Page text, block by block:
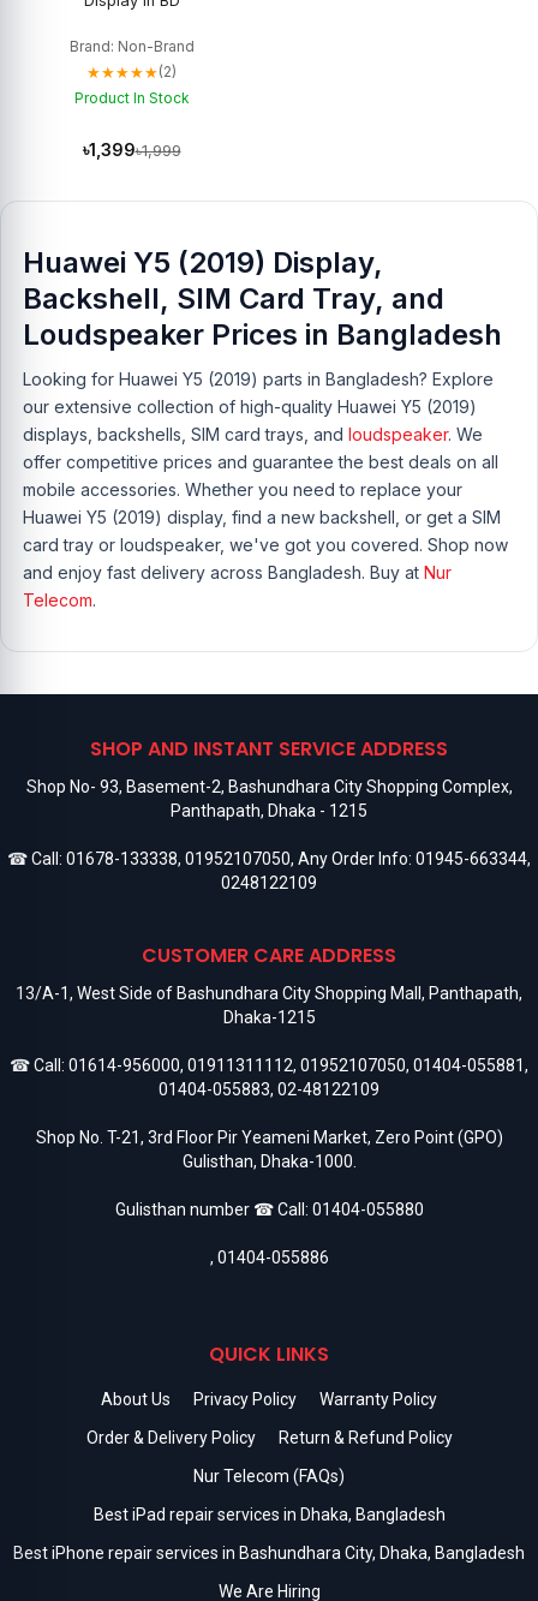
Brand: Non-Brand
★★★★★(2)
Product In Stock
৳1,399৳1,999
Huawei Y5 (2019) Display,
Backshell, SIM Card Tray, and
Loudspeaker Prices in Bangladesh
Looking for Huawei Y5 (2019) parts in Bangladesh? Explore
our extensive collection of high-quality Huawei Y5 (2019)
displays, backshells, SIM card trays, and loudspeaker. We
offer competitive prices and guarantee the best deals on all
mobile accessories. Whether you need to replace your
Huawei Y5 (2019) display, find a new backshell, or get a SIM
card tray or loudspeaker, we've got you covered. Shop now
and enjoy fast delivery across Bangladesh. Buy at Nur
Telecom.
SHOP AND INSTANT SERVICE ADDRESS
Shop No- 93, Basement-2, Bashundhara City Shopping Complex,
Panthapath, Dhaka - 1215
☎ Call: 01678-133338, 01952107050, Any Order Info: 01945-663344,
0248122109
CUSTOMER CARE ADDRESS
13/A-1, West Side of Bashundhara City Shopping Mall, Panthapath,
Dhaka-1215
☎ Call: 01614-956000, 01911311112, 01952107050, 01404-055881,
01404-055883, 02-48122109
Shop No. T-21, 3rd Floor Pir Yeameni Market, Zero Point (GPO)
Gulisthan, Dhaka-1000.
Gulisthan number ☎ Call: 01404-055880
, 01404-055886
QUICK LINKS
About Us Privacy Policy
Warranty Policy
Order & Delivery Policy
Return & Refund Policy
Nur Telecom (FAQs)
Best iPad repair services in Dhaka, Bangladesh
Best iPhone repair services in Bashundhara City, Dhaka, Bangladesh
We Are Hiring